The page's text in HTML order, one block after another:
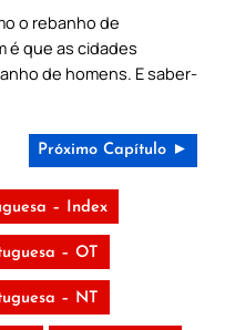
o rebanho de
é que as cidades
de homens. E saber-
Próximo Capítulo ►
– Index
– OT
– NT